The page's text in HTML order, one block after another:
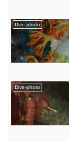
Dive-photo
Dive-photo